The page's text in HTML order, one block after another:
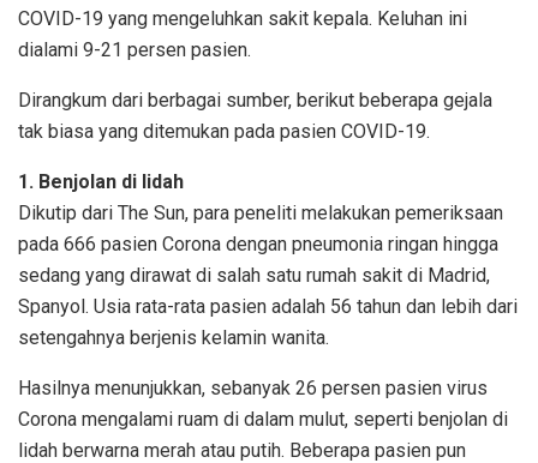
COVID-19 yang mengeluhkan sakit kepala. Keluhan ini
dialami 9-21 persen pasien.
Dirangkum dari berbagai sumber, berikut beberapa gejala
tak biasa yang ditemukan pada pasien COVID-19.
1. Benjolan di lidah
Dikutip dari The Sun, para peneliti melakukan pemeriksaan
pada 666 pasien Corona dengan pneumonia ringan hingga
sedang yang dirawat di salah satu rumah sakit di Madrid,
Spanyol. Usia rata-rata pasien adalah 56 tahun dan lebih dari
setengahnya berjenis kelamin wanita.
Hasilnya menunjukkan, sebanyak 26 persen pasien virus
Corona mengalami ruam di dalam mulut, seperti benjolan di
lidah berwarna merah atau putih. Beberapa pasien pun